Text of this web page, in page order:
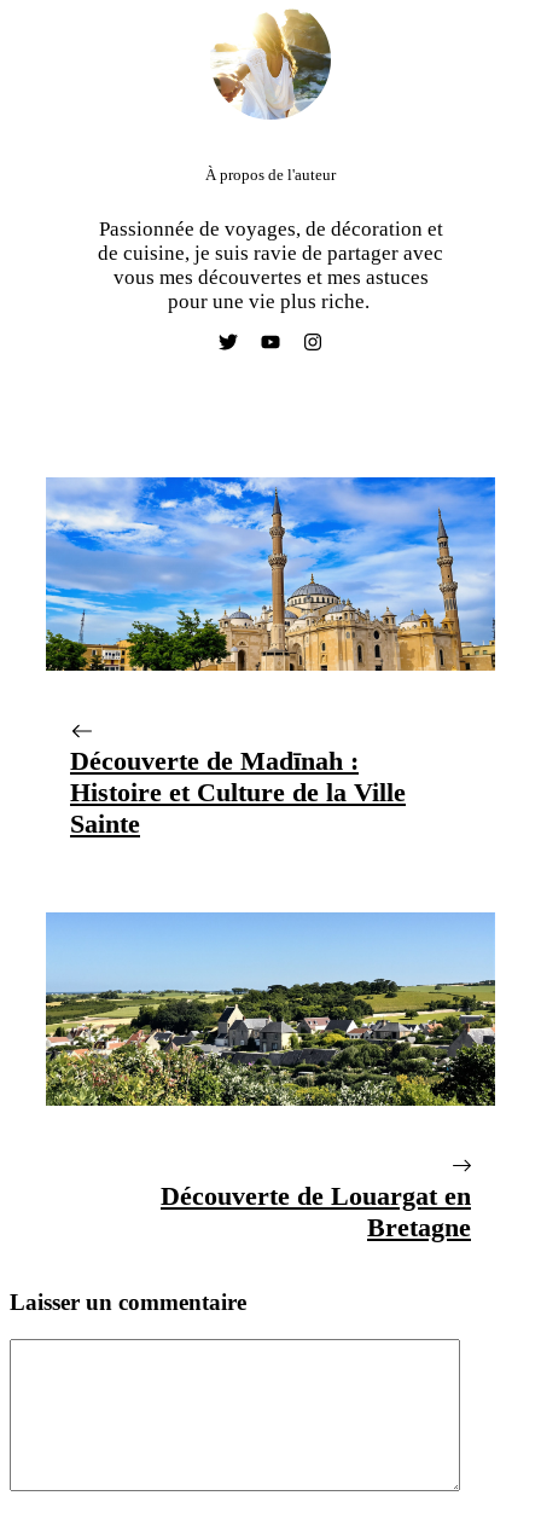
À propos de l'auteur
Passionnée de voyages, de décoration et
de cuisine, je suis ravie de partager avec
vous mes découvertes et mes astuces
pour une vie plus riche.
Découverte de Madīnah :
Histoire et Culture de la Ville
Sainte
Découverte de Louargat en
Bretagne
Laisser un commentaire